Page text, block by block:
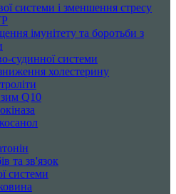
системи і зменшення стресу
імунітету та боротьби з
судинної системи
холестерину
Q10
та зв'язок
системи